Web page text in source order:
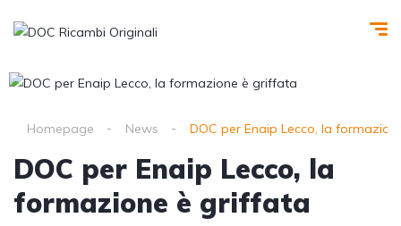
Homepage News DOC per Enaip Lecco, la
DOC per Enaip Lecco, la
formazione è griffata